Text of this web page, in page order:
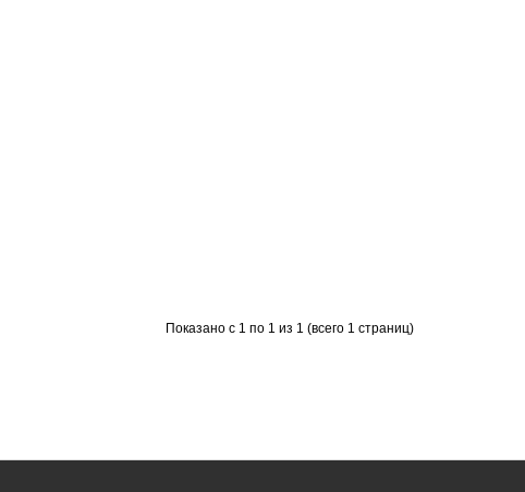
Показано с 1 по 1 из 1 (всего 1 страниц)